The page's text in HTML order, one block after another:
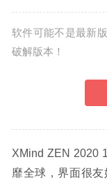
软件可能不是最新
破解版本！
XMind ZEN 2020
靡全球，界面很